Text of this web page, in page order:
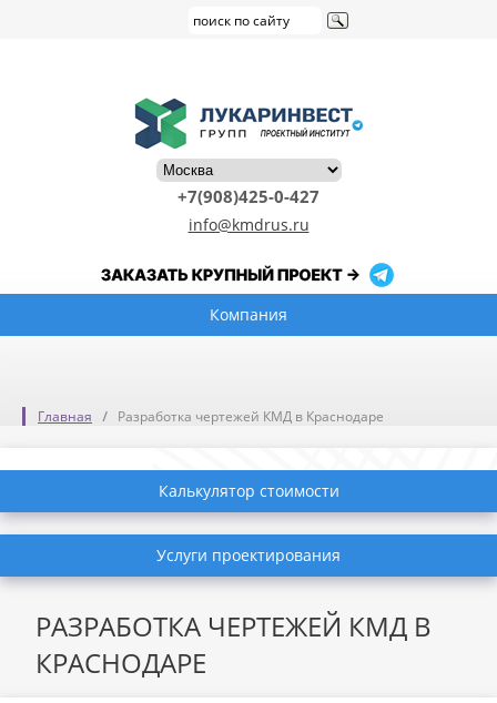
+7(908)425-0-427
info@kmdrus.ru
Компания
Главная Разработка чертежей КМД в Краснодаре
Калькулятор стоимости
Услуги проектирования
РАЗРАБОТКА ЧЕРТЕЖЕЙ КМД В
КРАСНОДАРЕ